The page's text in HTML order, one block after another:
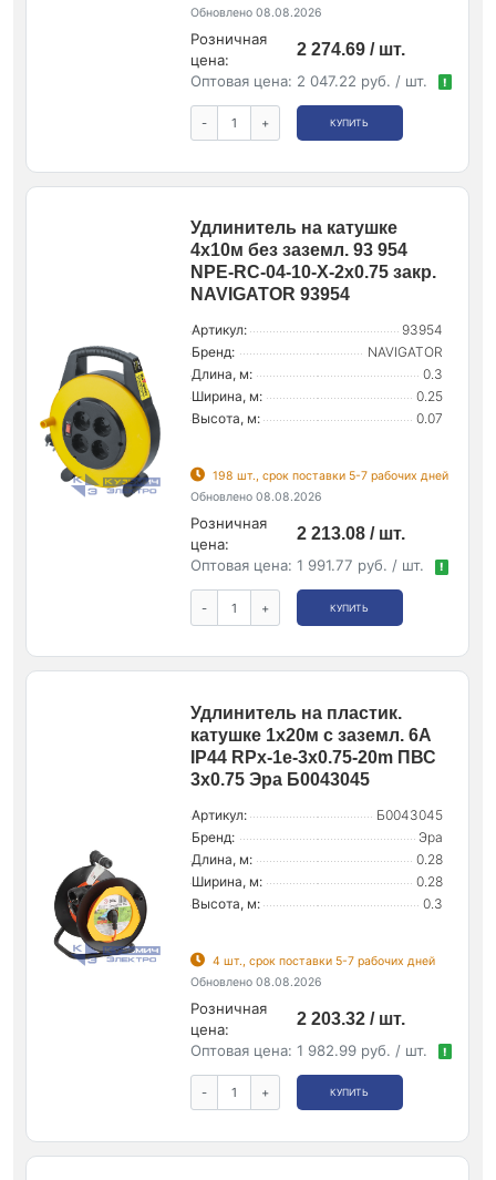
Обновлено 08.08.2026
Розничная
цена:
2 274.69 / шт.
Оптовая цена: 2 047.22 руб. / шт. !
- + КУПИТЬ
Удлинитель на катушке
4х10м без заземл. 93 954
NPE-RС-04-10-X-2х0.75 закр.
NAVIGATOR 93954
Артикул:
93954
Бренд:
NAVIGATOR
Длина, м:
0.3
Ширина, м:
0.25
Высота, м:
0.07
198 шт., срок поставки 5-7 рабочих дней
Обновлено 08.08.2026
Розничная
цена:
2 213.08 / шт.
Оптовая цена: 1 991.77 руб. / шт. !
- + КУПИТЬ
Удлинитель на пластик.
катушке 1х20м с заземл. 6А
IP44 RPx-1e-3х0.75-20m ПВС
3х0.75 Эра Б0043045
Артикул:
Б0043045
Бренд:
Эра
Длина, м:
0.28
Ширина, м:
0.28
Высота, м:
0.3
4 шт., срок поставки 5-7 рабочих дней
Обновлено 08.08.2026
Розничная
цена:
2 203.32 / шт.
Оптовая цена: 1 982.99 руб. / шт. !
- + КУПИТЬ